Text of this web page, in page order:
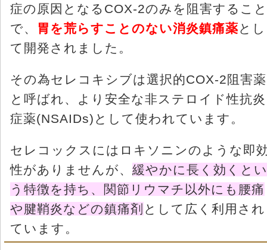
症の原因となるCOX-2のみを阻害すること
で、
胃を荒らすことのない消炎鎮痛薬とし
て開発されました。
その為セレコキシブは選択的COX-2阻害薬
と呼ばれ、より安全な非ステロイド性抗炎
症薬(NSAIDs)として使われています。
セレコックスにはロキソニンのような即
性がありませんが、 緩やかに長く効くとい
う特徴を持ち、関節リウマチ以外にも腰痛
や腱鞘炎などの鎮痛剤 として広く利用され
ています。